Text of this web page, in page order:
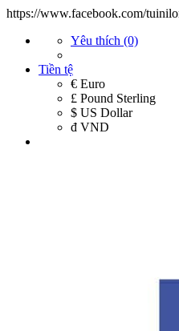
https://www.facebook.com/
Yêu thích (0)
Tiền tệ
€ Euro
£ Pound Sterling
$ US Dollar
đ VND